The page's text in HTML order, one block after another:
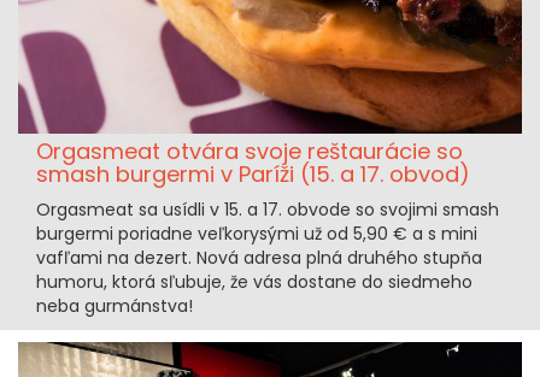
Orgasmeat otvára svoje reštaurácie so
smash burgermi v Paríži (15. a 17. obvod)
Orgasmeat sa usídli v 15. a 17. obvode so svojimi smash
burgermi poriadne veľkorysými už od 5,90 € a s mini
vafľami na dezert. Nová adresa plná druhého stupňa
humoru, ktorá sľubuje, že vás dostane do siedmeho
neba gurmánstva!